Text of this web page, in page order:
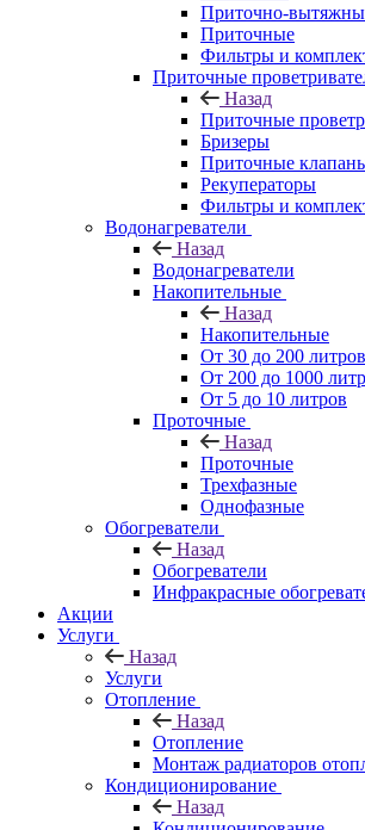
Приточно-
Приточные
Фильтры и
Приточные
Назад
Приточные
Бризеры
Приточные
Рекуператоры
Фильтры и
Водонагреватели
Назад
Водонагреватели
Накопительные
Назад
Накопительные
От 30 до 200 литров
От 200 до 1000
От 5 до 10 литров
Проточные
Назад
Проточные
Трехфазные
Однофазные
Обогреватели
Назад
Обогреватели
Инфракрасные
Акции
Услуги
Назад
Услуги
Отопление
Назад
Отопление
Монтаж радиаторов
Кондиционирование
Назад